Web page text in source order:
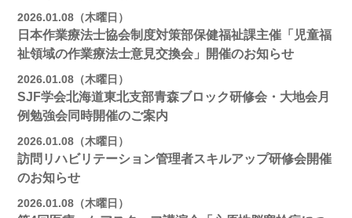
2026.01.08（木曜日）
日本作業療法士協会制度対策部保健福祉課主催「児童福
祉領域の作業療法士意見交換会」開催のお知らせ
2026.01.08（木曜日）
SJF学会北海道東北支部青森ブロック研修会・大地会月
例勉強会同時開催のご案内
2026.01.08（木曜日）
訪問リハビリテーション管理者スキルアップ研修会開催
のお知らせ
2026.01.08（木曜日）